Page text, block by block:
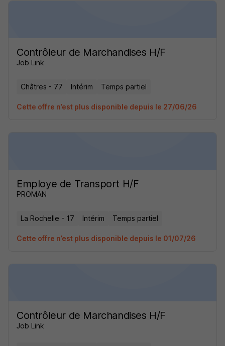
Contrôleur de Marchandises H/F
Job Link
Châtres - 77 Intérim Temps partiel
Cette offre n’est plus disponible depuis le 27/06/26
Employe de Transport H/F
PROMAN
La Rochelle - 17 Intérim Temps partiel
Cette offre n’est plus disponible depuis le 01/07/26
Contrôleur de Marchandises H/F
Job Link